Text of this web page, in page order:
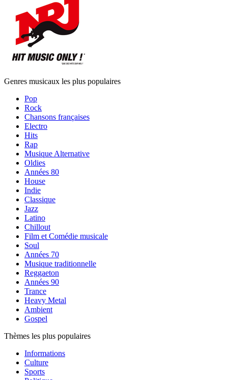
Genres musicaux les plus populaires
Pop
Rock
Chansons françaises
Electro
Hits
Rap
Musique Alternative
Oldies
Années 80
House
Indie
Classique
Jazz
Latino
Chillout
Film et Comédie musicale
Soul
Années 70
Musique traditionnelle
Reggaeton
Années 90
Trance
Heavy Metal
Ambient
Gospel
Thèmes les plus populaires
Informations
Culture
Sports